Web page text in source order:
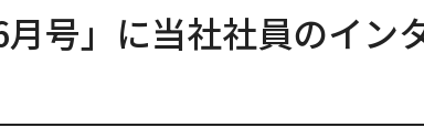
月号」に当社社員のイン